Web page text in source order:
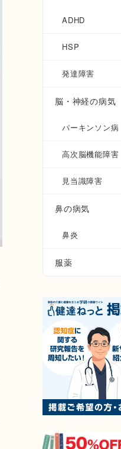
ADHD
HSP
発達障害
脳・神経の病気
パーキンソン病
高次脳機能障害
見当識障害
鼻の病気
鼻炎
服薬